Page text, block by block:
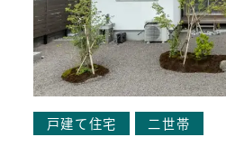
戸建て住宅 二世帯